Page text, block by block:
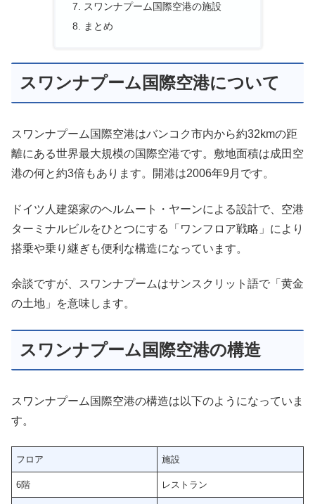
スワンナプーム国際空港の施設
まとめ
スワンナプーム国際空港について
スワンナプーム国際空港はバンコク市内から約32kmの距
離にある世界最大規模の国際空港です。敷地面積は成田空
港の何と約3倍もあります。開港は2006年9月です。
ドイツ人建築家のヘルムート・ヤーンによる設計で、空港
ターミナルビルをひとつにする「ワンフロア戦略」により
搭乗や乗り継ぎも便利な構造になっています。
余談ですが、スワンナプームはサンスクリット語で「黄金
の土地」を意味します。
スワンナプーム国際空港の構造
スワンナプーム国際空港の構造は以下のようになっていま
す。
フロア 施設
6階 レストラン